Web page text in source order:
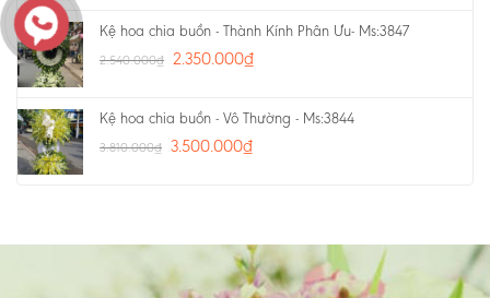
Kệ hoa chia buồn - Thành Kính Phân Ưu- Ms:3847
2.540.000₫ 2.350.000₫
Kệ hoa chia buồn - Vô Thường - Ms:3844
3.810.000₫ 3.500.000₫